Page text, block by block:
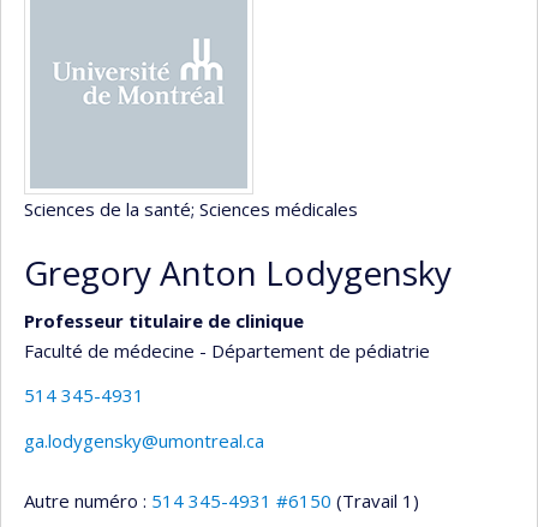
Sciences de la santé; Sciences médicales
Gregory Anton Lodygensky
Professeur titulaire de clinique
Faculté de médecine - Département de pédiatrie
514 345-4931
ga.lodygensky@umontreal.ca
Autre numéro : 514 345-4931 #6150 (Travail 1)